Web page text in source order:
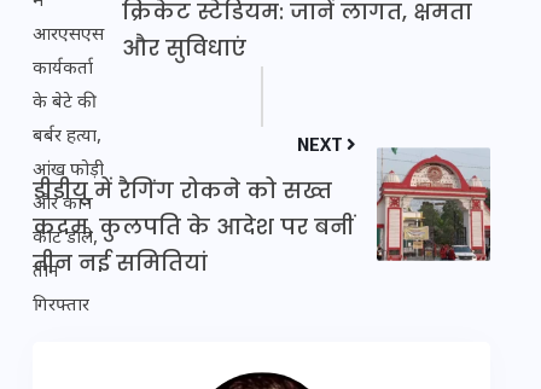
क्रिकेट स्टेडियम: जानें लागत, क्षमता
और सुविधाएं
NEXT
डीडीयू में रैगिंग रोकने को सख्त
कदम, कुलपति के आदेश पर बनीं
तीन नई समितियां